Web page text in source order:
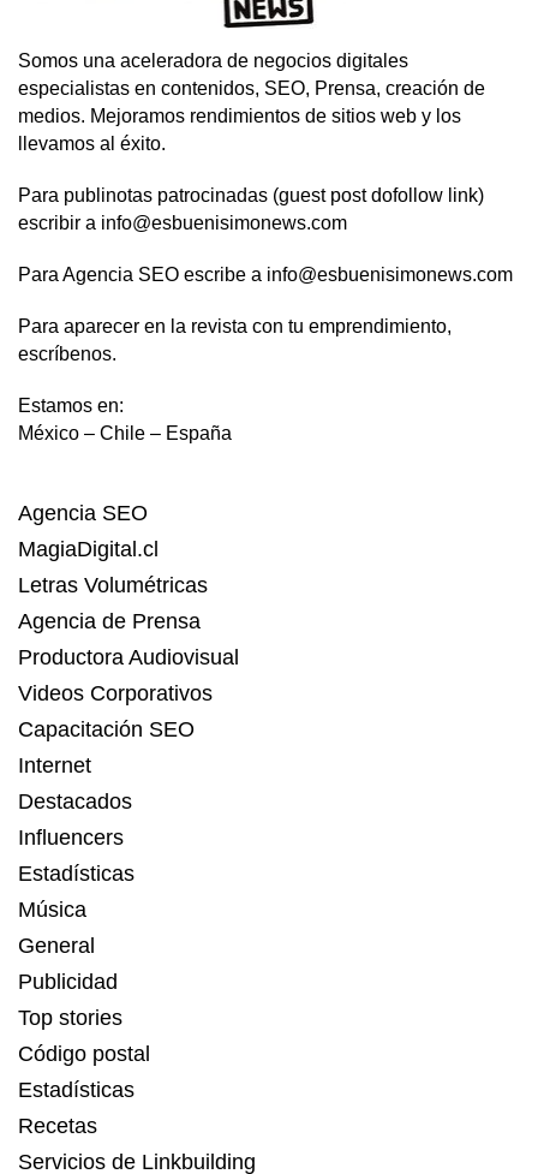
Somos una aceleradora de negocios digitales
especialistas en contenidos, SEO, Prensa, creación de
medios. Mejoramos rendimientos de sitios web y los
llevamos al éxito.
Para publinotas patrocinadas (guest post dofollow link)
escribir a info@esbuenisimonews.com
Para Agencia SEO escribe a info@esbuenisimonews.com
Para aparecer en la revista con tu emprendimiento,
escríbenos.
Estamos en:
México – Chile – España
Agencia SEO
MagiaDigital.cl
Letras Volumétricas
Agencia de Prensa
Productora Audiovisual
Videos Corporativos
Capacitación SEO
Internet
Destacados
Influencers
Estadísticas
Música
General
Publicidad
Top stories
Código postal
Estadísticas
Recetas
Servicios de Linkbuilding